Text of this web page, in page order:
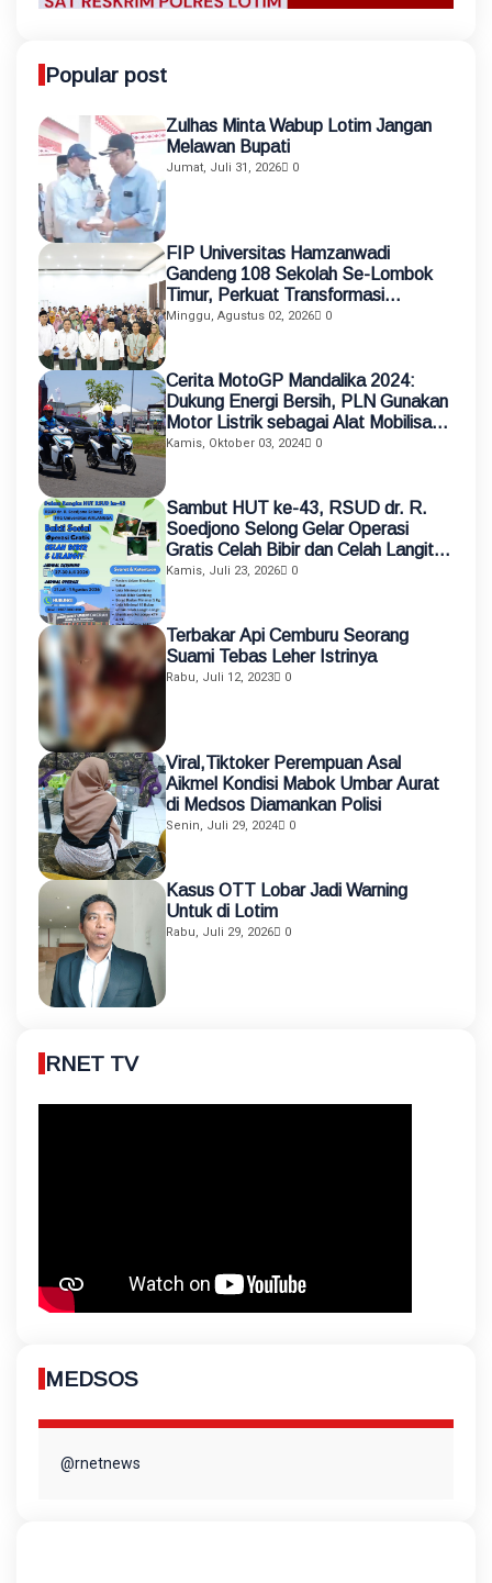
Popular post
Zulhas Minta Wabup Lotim Jangan
Melawan Bupati
Jumat, Juli 31, 2026 0
FIP Universitas Hamzanwadi
Gandeng 108 Sekolah Se-Lombok
Timur, Perkuat Transformasi
Pendidikan melalui Asistensi
Minggu, Agustus 02, 2026 0
Cerita MotoGP Mandalika 2024:
Dukung Energi Bersih, PLN Gunakan
Motor Listrik sebagai Alat Mobilisasi
Petugas
Kamis, Oktober 03, 2024 0
Sambut HUT ke-43, RSUD dr. R.
Soedjono Selong Gelar Operasi
Gratis Celah Bibir dan Celah Langit-
Langit
Kamis, Juli 23, 2026 0
Terbakar Api Cemburu Seorang
Suami Tebas Leher Istrinya
Rabu, Juli 12, 2023 0
Viral,Tiktoker Perempuan Asal
Aikmel Kondisi Mabok Umbar Aurat
di Medsos Diamankan Polisi
Senin, Juli 29, 2024 0
Kasus OTT Lobar Jadi Warning
Untuk di Lotim
Rabu, Juli 29, 2026 0
RNET TV
MEDSOS
@rnetnews